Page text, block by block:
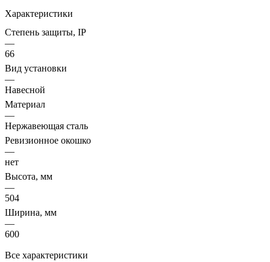
Характеристики
Степень защиты, IP
—
66
Вид установки
—
Навесной
Материал
—
Нержавеющая сталь
Ревизионное окошко
—
нет
Высота, мм
—
504
Ширина, мм
—
600
Все характеристики